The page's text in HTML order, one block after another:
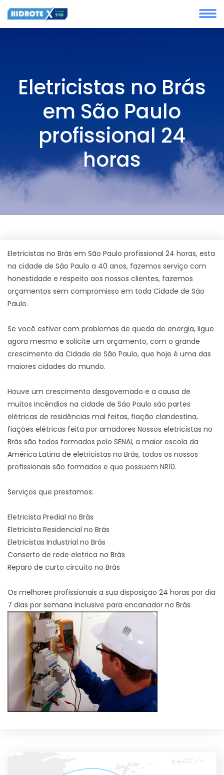
Eletricistas no Brás
em São Paulo
profissional 24
horas
Eletricistas no Brás em São Paulo profissional 24 horas, esta
na cidade de São Paulo a 40 anos, fazemos serviço com
honestidade e respeito aos nossos clientes, fazemos
orçamentos sem compromisso em toda Cidade de São
Paulo.
Se você estiver com problemas de queda de energia, ligue
agora mesmo e solicite um orçamento, com o grande
crescimento da Cidade de São Paulo, que hoje é uma das
maiores cidades do mundo.
Houve um crescimento desgovernado e a causa de
muitos incêndios na cidade de São Paulo são partes
elétricas de residências mal feitas, fiação clandestina,
fiações elétricas feita por amadores Nossos eletricistas no
Brás são todos formados pelo SENAI, a maior escola da
América Latina de eletricistas no Brás, todos os nossos
profissionais são formados e que possuem NR10.
Serviços que prestamos:
Eletricista Predial no Brás
Eletricista Residencial no Brás
Eletricistas Industrial no Brás
Conserto de rede eletrica no Brás
Reparo de curto circuito no Brás
Os melhores profissionais a sua disposição 24 horas por dia
7 dias por semana inclusive para encanador no Brás